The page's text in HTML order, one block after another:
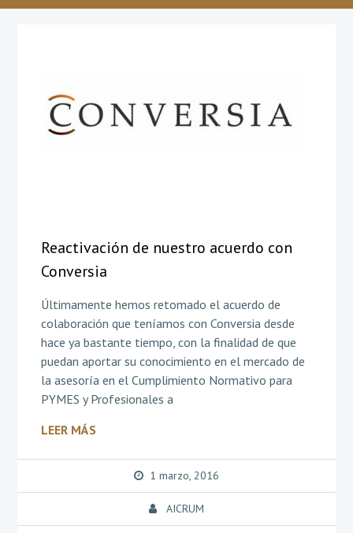
Reactivación de nuestro acuerdo con
Conversia
Últimamente hemos retomado el acuerdo de
colaboración que teníamos con Conversia desde
hace ya bastante tiempo, con la finalidad de que
puedan aportar su conocimiento en el mercado de
la asesoría en el Cumplimiento Normativo para
PYMES y Profesionales a
LEER MÁS
1 marzo, 2016
AICRUM